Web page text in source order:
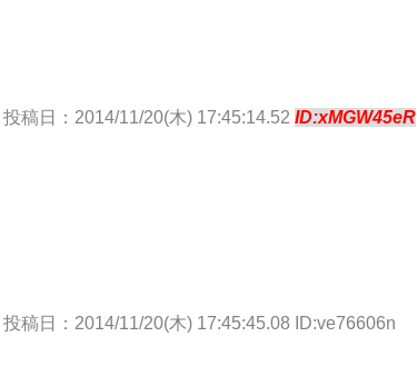
投稿日：2014/11/20(木) 17:45:14.52 ID:xMGW45eR
投稿日：2014/11/20(木) 17:45:45.08 ID:ve76606n